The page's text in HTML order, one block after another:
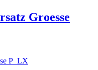
Groesse